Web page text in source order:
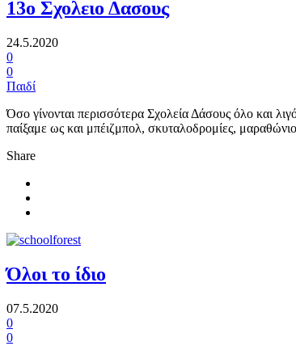
13ο Σχολειο Δασους
24.5.2020
0
0
Παιδί
Όσο γίνονται περισσότερα Σχολεία Δάσους όλο και
παίξαμε ως και μπέιζμπολ, σκυταλοδρομίες,
Share
Όλοι το ίδιο
07.5.2020
0
0